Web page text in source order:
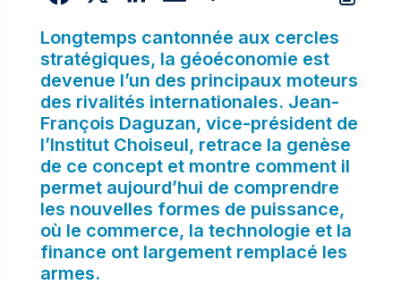
Longtemps cantonnée aux cercles
stratégiques, la géoéconomie est
devenue l’un des principaux moteurs
des rivalités internationales. Jean-
François Daguzan, vice-président de
l’Institut Choiseul, retrace la genèse
de ce concept et montre comment il
permet aujourd’hui de comprendre
les nouvelles formes de puissance,
où le commerce, la technologie et la
finance ont largement remplacé les
armes.